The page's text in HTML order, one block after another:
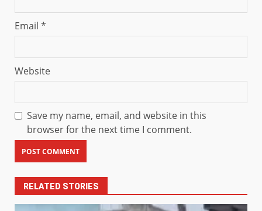
Email *
Website
Save my name, email, and website in this
browser for the next time I comment.
RELATED STORIES